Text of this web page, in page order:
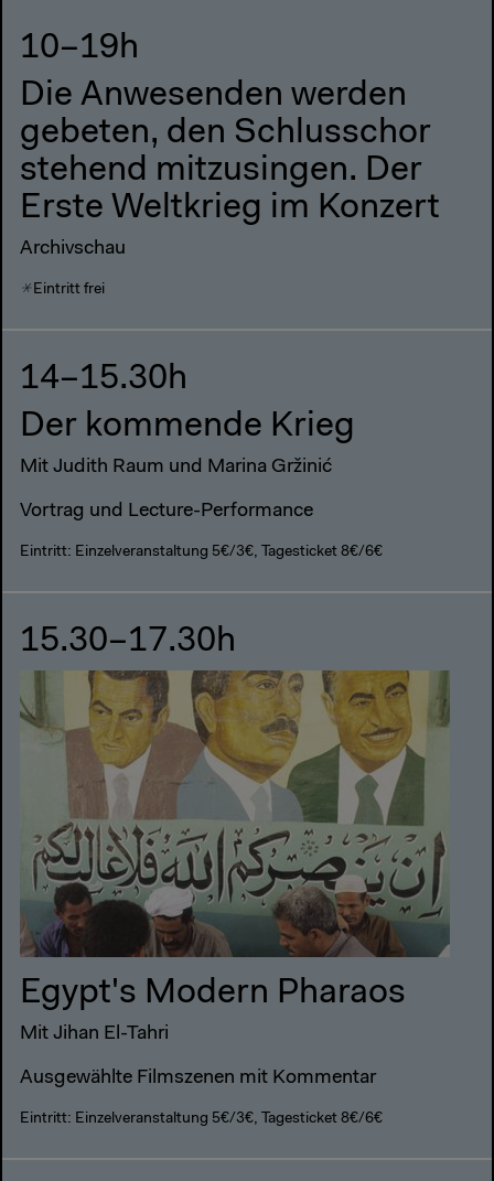
10–19h
Die Anwesenden werden
gebeten, den Schlusschor
stehend mitzusingen. Der
Erste Weltkrieg im Konzert
Archivschau
Eintritt frei
14–15.30h
Der kommende Krieg
Mit Judith Raum und Marina Gržinić
Vortrag und Lecture-Performance
Eintritt: Einzelveranstaltung 5€/3€, Tagesticket 8€/6€
15.30–17.30h
Egypt's Modern Pharaos
Mit Jihan El-Tahri
Ausgewählte Filmszenen mit Kommentar
Eintritt: Einzelveranstaltung 5€/3€, Tagesticket 8€/6€